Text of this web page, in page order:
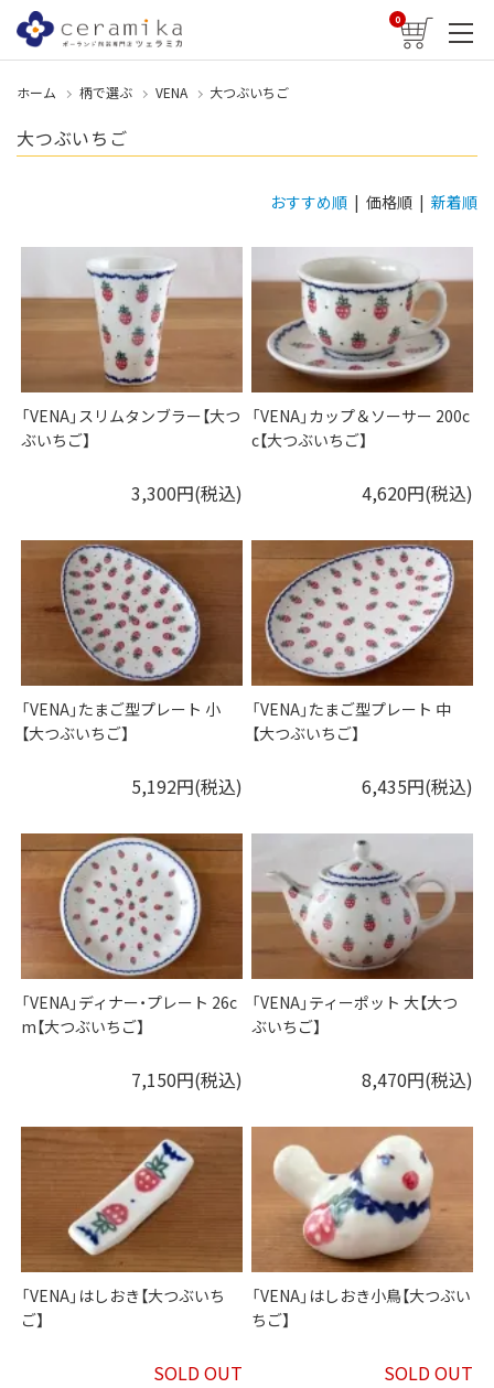
0
ホーム 柄で選ぶ VENA 大つぶいちご
大つぶいちご
おすすめ順 | 価格順 | 新着順
「VENA」スリムタンブラー【大つ
ぶいちご】
3,300円(税込)
「VENA」カップ＆ソーサー 200c
c【大つぶいちご】
4,620円(税込)
「VENA」たまご型プレート 小
【大つぶいちご】
5,192円(税込)
「VENA」たまご型プレート 中
【大つぶいちご】
6,435円(税込)
「VENA」ディナー・プレート 26c
m【大つぶいちご】
7,150円(税込)
「VENA」ティーポット 大【大つ
ぶいちご】
8,470円(税込)
「VENA」はしおき【大つぶいち
ご】
SOLD OUT
「VENA」はしおき小鳥【大つぶい
ちご】
SOLD OUT